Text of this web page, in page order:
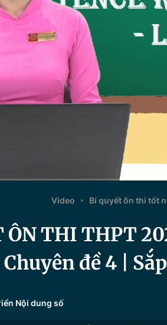
Video Bí quyết ôn thi tốt
ÔN THI THPT
Chuyên đề 4 |
Nội dung số